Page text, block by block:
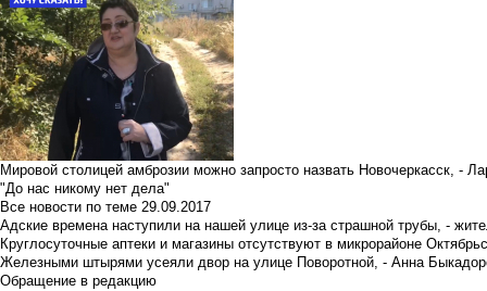
Мировой столицей амброзии можно запросто назвать Новочеркасск, -
"До нас никому нет дела"
Все новости по теме 29.09.2017
Адские времена наступили на нашей улице из-за страшной трубы, -
Круглосуточные аптеки и магазины отсутствуют в микрорайоне
Железными штырями усеяли двор на улице Поворотной, - Анна
Обращение в редакцию